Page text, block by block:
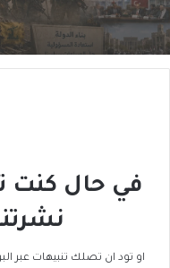
في حال كنت
او تود ان تصلك تنبيهات عبر